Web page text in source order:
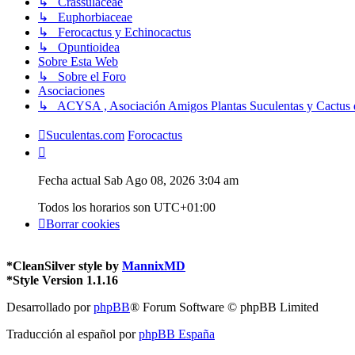
↳ Euphorbiaceae
↳ Ferocactus y Echinocactus
↳ Opuntioidea
Sobre Esta Web
↳ Sobre el Foro
Asociaciones
↳ ACYSA , Asociación Amigos Plantas Suculentas y Cactus
Suculentas.com Forocactus
Fecha actual Sab Ago 08, 2026 3:04 am
Todos los horarios son UTC+01:00
Borrar cookies
*CleanSilver style by MannixMD
*Style Version 1.1.16
Desarrollado porphpBB® Forum Software © phpBB Limited
Traducción al español porphpBB España